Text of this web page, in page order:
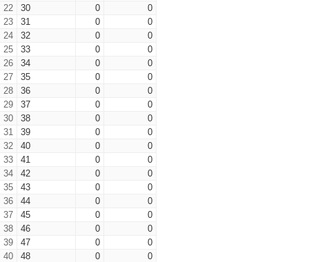
22
30 0
0
23
31 0
0
24
32 0
0
25
33 0
0
26
34 0
0
27
35 0
0
28
36 0
0
29
37 0
0
30
38 0
0
31
39 0
0
32
40 0
0
33
41 0
0
34
42 0
0
35
43 0
0
36
44 0
0
37
45 0
0
38
46 0
0
39
47 0
0
40
48 0
0